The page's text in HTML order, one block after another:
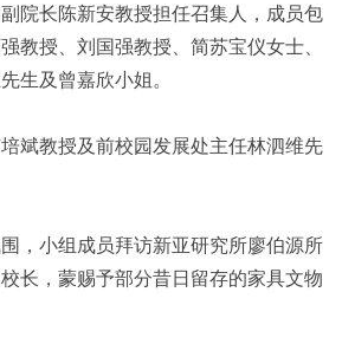
院长陈新安教授担任召集人，成员包
教授、刘国强教授、简苏宝仪女士、
生及曾嘉欣小姐。
斌教授及前校园发展处主任林泗维先
，小组成员拜访新亚研究所廖伯源所
长，蒙赐予部分昔日留存的家具文物